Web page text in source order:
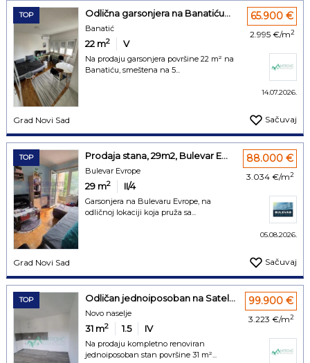
TOP Odlična garsonjera na Banatiću...
Banatić
22 m2 V
Na prodaju garsonjera površine 22 m² na
Banatiću, smeštena na 5...
65.900 €
2.995 €/m2
14.07.2026.
Grad Novi Sad Sačuvaj
TOP Prodaja stana, 29m2, Bulevar E...
Bulevar Evrope
29 m2 II/4
Garsonjera na Bulevaru Evrope, na
odličnoj lokaciji koja pruža sa...
88.000 €
3.034 €/m2
05.08.2026.
Grad Novi Sad Sačuvaj
TOP Odličan jednoiposoban na Satel...
Novo naselje
31 m2 1.5 IV
Na prodaju kompletno renoviran
jednoiposoban stan površine 31 m²...
99.900 €
3.223 €/m2